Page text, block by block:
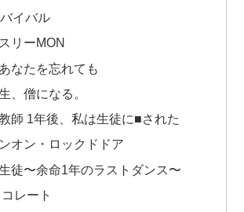
イバル
リーMON
なたを忘れても
、僧になる。
師 1年後、私は生徒に■された
オン・ロックドドア
徒〜余命1年のラストダンス〜
レート